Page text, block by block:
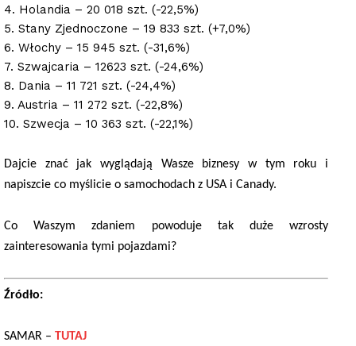
4. Holandia – 20 018 szt. (-22,5%)
5. Stany Zjednoczone – 19 833 szt. (+7,0%)
6. Włochy – 15 945 szt. (-31,6%)
7. Szwajcaria – 12623 szt. (-24,6%)
8. Dania – 11 721 szt. (-24,4%)
9. Austria – 11 272 szt. (-22,8%)
10. Szwecja – 10 363 szt. (-22,1%)
Dajcie znać jak wyglądają Wasze biznesy w tym roku i
napiszcie co myślicie o samochodach z USA i Canady.
Co Waszym zdaniem powoduje tak duże wzrosty
zainteresowania tymi pojazdami?
Źródło:
SAMAR – TUTAJ